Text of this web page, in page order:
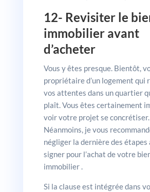
12- Revisiter le
immobilier avant
d’acheter
Vous y êtes presque. Bientôt,
propriétaire d’un logement qui
vos attentes dans un quartier
plaît. Vous êtes certainement
voir votre projet se concrétiser.
Néanmoins, je vous
négliger la dernière des étapes
signer pour l’achat de votre
immobilier .
Si la clause est intégrée dans